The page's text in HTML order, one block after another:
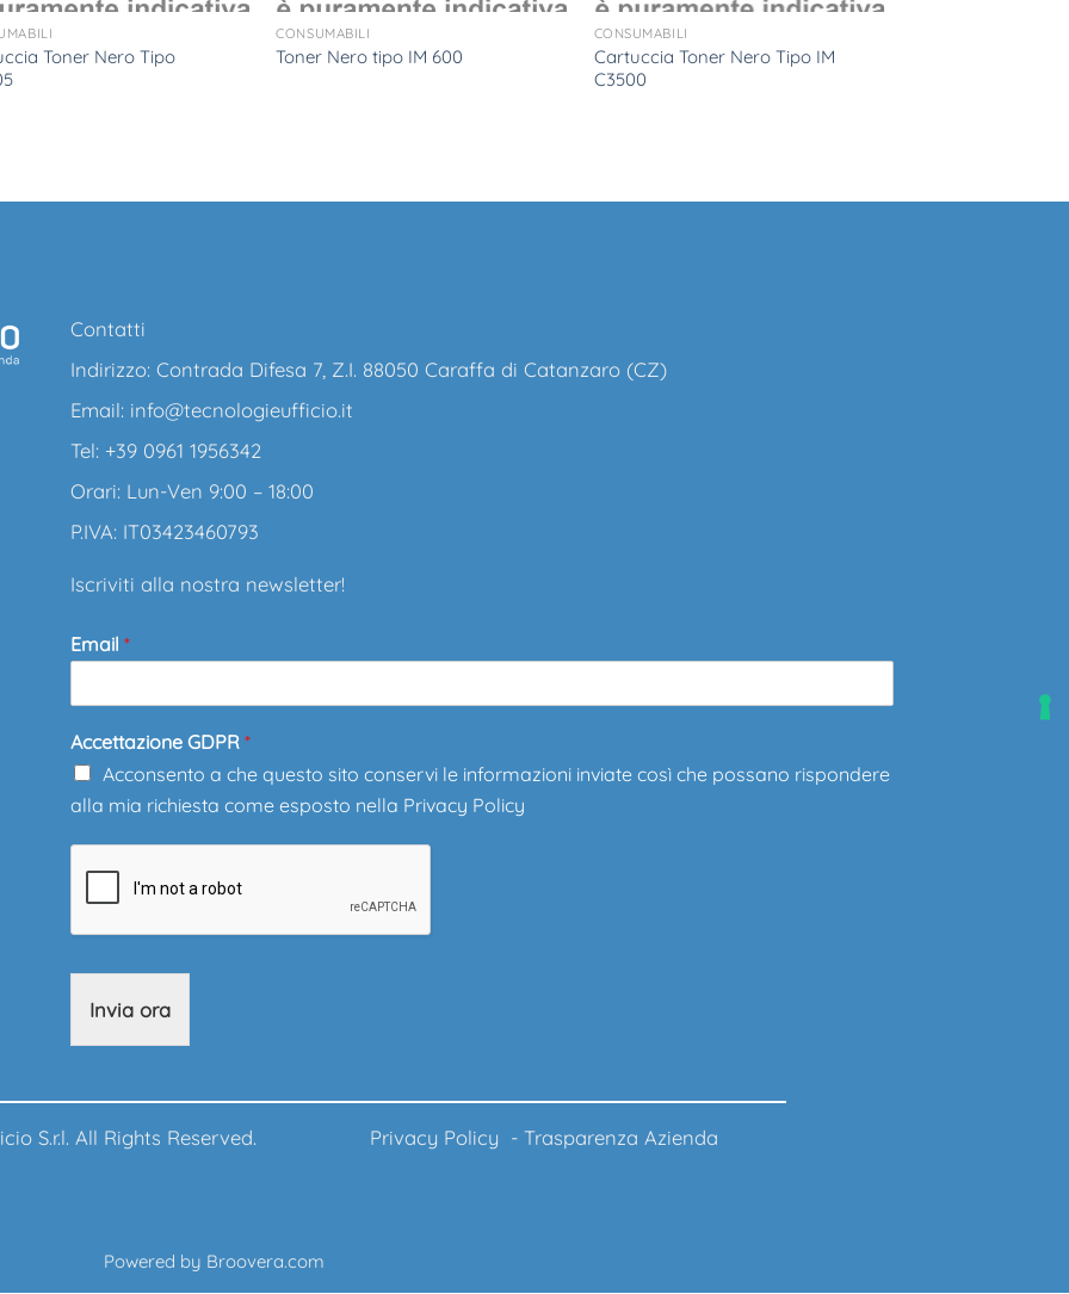
Toner Nero Tipo
CONSUMABILI
Toner Nero tipo IM 600
CONSUMABILI
Cartuccia Toner Nero Tipo IM
C3500
Contatti
Indirizzo: Contrada Difesa 7, Z.I. 88050 Caraffa di Catanzaro (CZ)
Email: info@tecnologieufficio.it
Tel: +39 0961 1956342
Orari: Lun-Ven 9:00 – 18:00
P.IVA: IT03423460793
Iscriviti alla nostra newsletter!
Email *
Accettazione GDPR *
Acconsento a che questo sito conservi le informazioni inviate così che possano rispondere
alla mia richiesta come esposto nella Privacy Policy
Invia ora
S.r.l. All Rights Reserved. Privacy Policy - Trasparenza Azienda
Powered by Broovera.com